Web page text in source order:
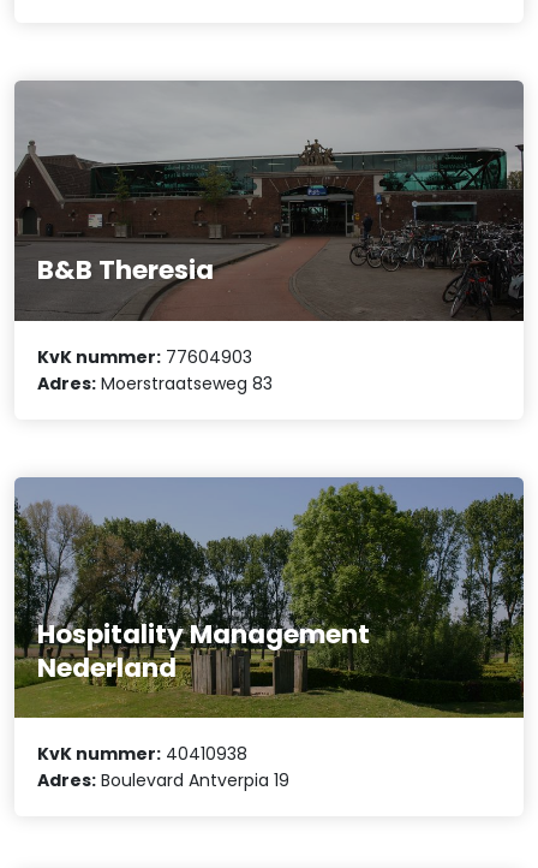
B&B Theresia
KvK nummer: 77604903
Adres: Moerstraatseweg 83
Hospitality Management
Nederland
KvK nummer: 40410938
Adres: Boulevard Antverpia 19